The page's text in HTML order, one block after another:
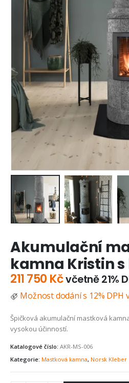
Akumulační
kamna Kristin
211 750 Kčvčetně 21%
Možnost dodání s 12% DPH
Špičková akumulační mastková
vysokou účinností.
Katalogové číslo: AKR-MS-006
Kategorie: Mastková kamna, Norsk Kleber